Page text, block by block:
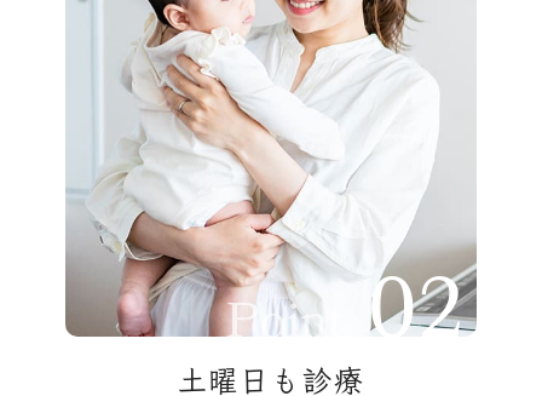
Point
土曜日も診療